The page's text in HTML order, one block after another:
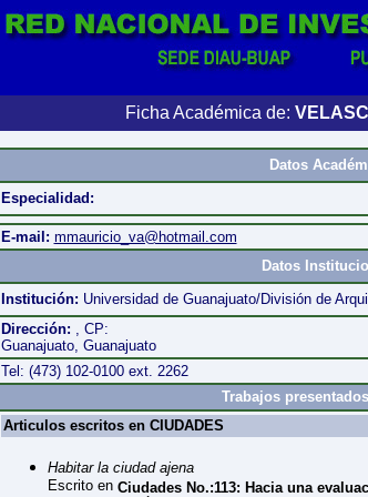
Ficha Académica de:
Datos
Especialidad:
E-mail: mmauricio_va@hotmail.com
Datos
Institución: Universidad de Guanajuato/División de
Dirección: , CP:
Guanajuato, Guanajuato
Tel: (473) 102-0100 ext. 2262
Trabajos
Articulos escritos en CIUDADES
Habitar la ciudad ajena
Escrito en Ciudades No.:113: Hacia una